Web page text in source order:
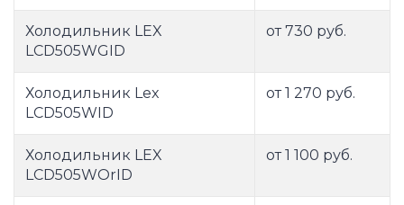
Холодильник LEX
LCD505WGID
от 730 руб.
Холодильник Lex
LCD505WID
от 1 270 руб.
Холодильник LEX
LCD505WOrID
от 1 100 руб.